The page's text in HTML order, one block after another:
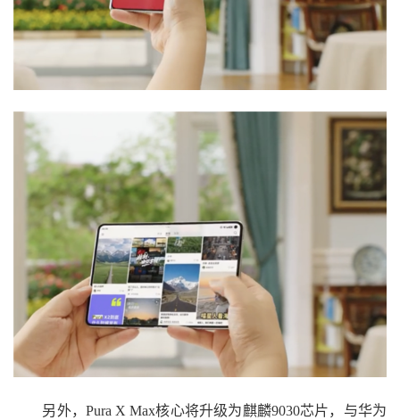
另外，Pura X Max核心将升级为麒麟9030芯片，与华为